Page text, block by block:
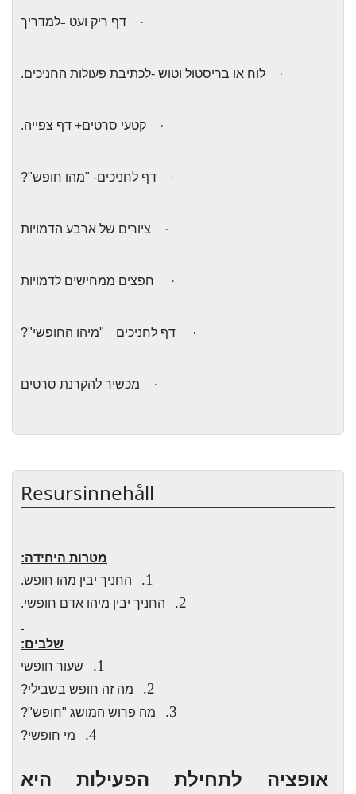
· דף ריק ועט –למדריך
· לוח או בריסטול וטוש -לכתיבת פעולות החניכים.
· קטעי סרטים+ דף צפייה.
· דף לחניכים- "מהו חופש"?
· ציורים של ארבע הדמויות
· חפצים ממחישים לדמויות
· דף לחניכים – "מיהו החופשי"?
· מכשיר להקרנת סרטים
Resursinnehåll
מטרות היחידה:
1. החניך יבין מהו חופש.
2. החניך יבין מיהו אדם חופשי.
שלבים:
1. שעור חופשי
2. מה זה חופש בשבילי?
3. מה פרוש המושג "חופש"?
4. מי חופשי?
אופציה לתחילת הפעילות היא